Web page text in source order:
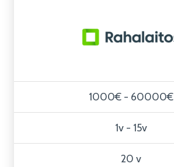
1000€ - 60000€
1v - 15v
20 v